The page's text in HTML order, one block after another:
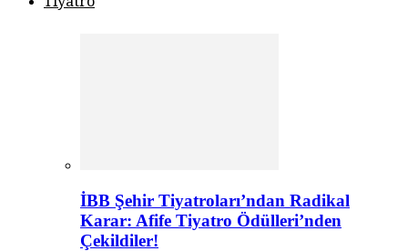
İBB Şehir Tiyatroları’ndan Radikal
Karar: Afife Tiyatro Ödülleri’nden
Çekildiler!